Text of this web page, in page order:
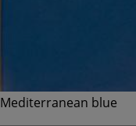
Mediterranean blue